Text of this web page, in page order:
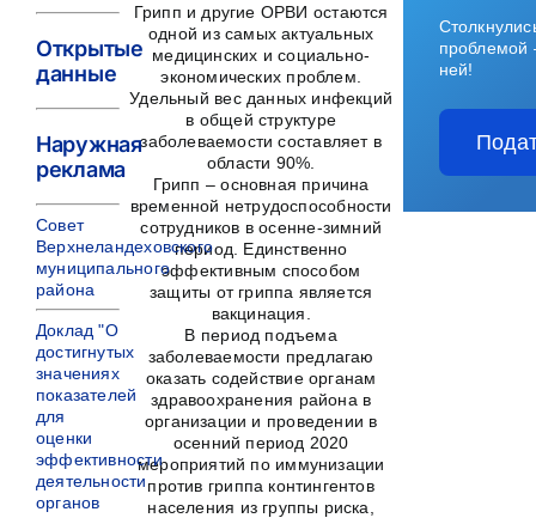
Грипп и другие ОРВИ остаются
одной из самых актуальных
медицинских и социально-
экономических проблем.
Удельный вес данных инфекций
в общей структуре
заболеваемости составляет в
области 90%.
Грипп – основная причина
временной нетрудоспособности
сотрудников в осенне-зимний
период. Единственно
эффективным способом
защиты от гриппа является
вакцинация.
В период подъема
заболеваемости предлагаю
оказать содействие органам
здравоохранения района в
организации и проведении в
осенний период 2020
мероприятий по иммунизации
против гриппа контингентов
населения из группы риска,
Открытые
данные
Наружная
реклама
Совет
Верхнеландеховского
муниципального
района
Доклад "О
достигнутых
значениях
показателей
для
оценки
эффективности
деятельности
органов
ней!